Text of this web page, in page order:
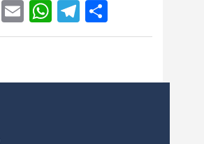
TwitterEmailWhatsApp
Telegram